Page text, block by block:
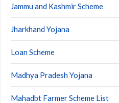
Jammu and Kashmir Scheme
Jharkhand Yojana
Loan Scheme
Madhya Pradesh Yojana
Mahadbt Farmer Scheme List